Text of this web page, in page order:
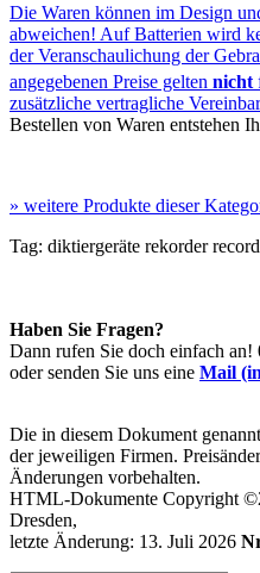
Die Waren können im Design
abweichen! Auf Batterien wird
der Veranschaulichung der
angegebenen Preise gelten nicht
zusätzliche vertragliche
Bestellen von Waren entstehen
» weitere Produkte dieser
Tag: diktiergeräte rekorder
Haben Sie Fragen?
Dann rufen Sie doch einfach an!
oder senden Sie uns eine Mail
Die in diesem Dokument
der jeweiligen Firmen.
Änderungen vorbehalten.
HTML-Dokumente Copyright
Dresden,
letzte Änderung: 13. Juli 2026